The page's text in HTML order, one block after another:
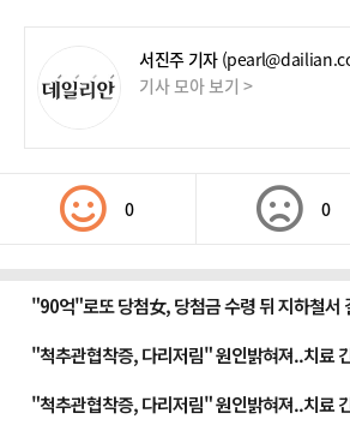
서진주 기자
기사 모아 보기 >
0 0